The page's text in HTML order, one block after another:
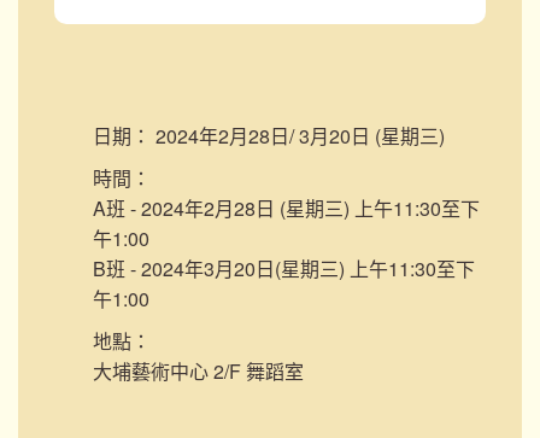
日期： 2024年2月28日/ 3月20日 (星期三)
時間：
A班 - 2024年2月28日 (星期三) 上午11:30至下
午1:00
B班 - 2024年3月20日(星期三) 上午11:30至下
午1:00
地點：
大埔藝術中心 2/F 舞蹈室